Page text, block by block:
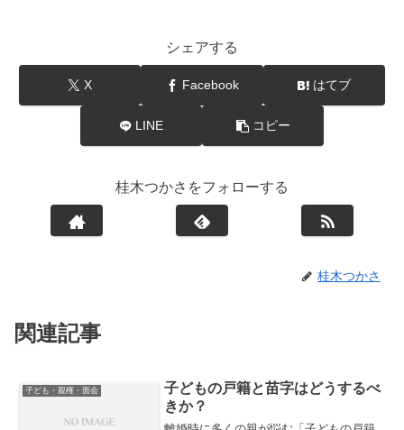
シェアする
X Facebook はてブ
LINE コピー
桂木つかさをフォローする
桂木つかさ
関連記事
子ども・親権・面会
子どもの戸籍と苗字はどうするべ
きか？